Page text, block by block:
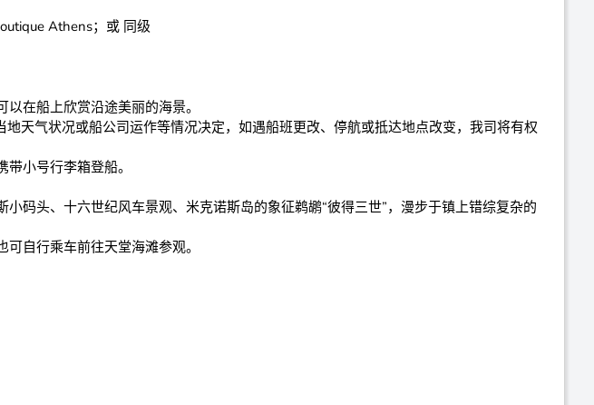
Athens；或 同级
在船上欣赏沿途美丽的海景。
天气状况或船公司运作等情况决定，如遇船班更改、停航或抵达地点改变，我司将有权
小号行李箱登船。
码头、十六世纪风车景观、米克诺斯岛的象征鹈鹕“彼得三世”，漫步于镇上错综复杂的
自行乘车前往天堂海滩参观。